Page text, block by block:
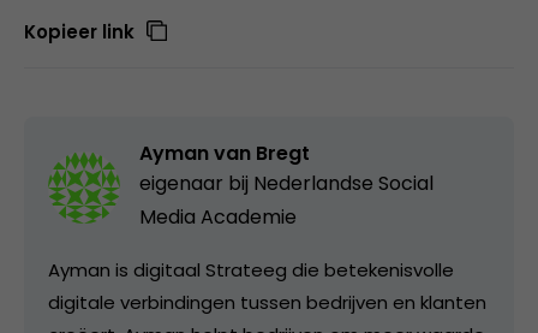
Kopieer link
Ayman van Bregt
eigenaar bij Nederlandse Social
Media Academie
Ayman is digitaal Strateeg die betekenisvolle
digitale verbindingen tussen bedrijven en klanten